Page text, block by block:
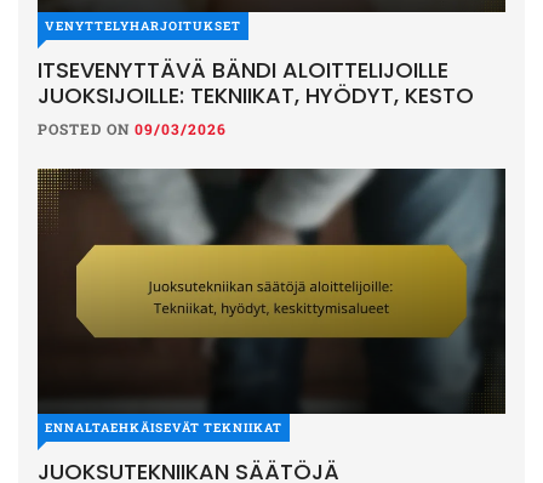
VENYTTELYHARJOITUKSET
ITSEVENYTTÄVÄ BÄNDI ALOITTELIJOILLE
JUOKSIJOILLE: TEKNIIKAT, HYÖDYT, KESTO
POSTED ON 09/03/2026
ENNALTAEHKÄISEVÄT TEKNIIKAT
JUOKSUTEKNIIKAN SÄÄTÖJÄ